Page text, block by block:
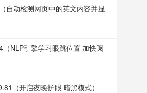
自动检测网页中的英文内容并显
NLP引擎学习眼跳位置 加快阅
（开启夜晚护眼 暗黑模式）